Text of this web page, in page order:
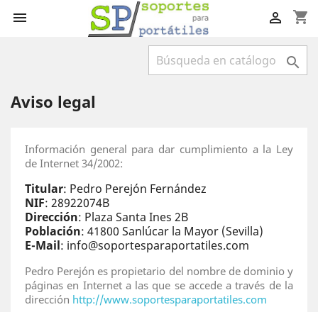
 shopping_cart


Aviso legal
Información general para dar cumplimiento a la Ley
de Internet 34/2002:
Titular: Pedro Perejón Fernández
NIF: 28922074B
Dirección: Plaza Santa Ines 2B
Población: 41800 Sanlúcar la Mayor (Sevilla)
E-Mail: info@soportesparaportatiles.com
Pedro Perejón es propietario del nombre de dominio y
páginas en Internet a las que se accede a través de la
dirección http://www.soportesparaportatiles.com